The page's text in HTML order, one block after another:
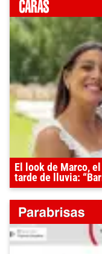
El look de Marco,
tarde de lluvia: